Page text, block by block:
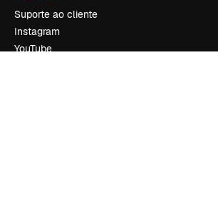
Suporte ao cliente
Instagram
YouTube